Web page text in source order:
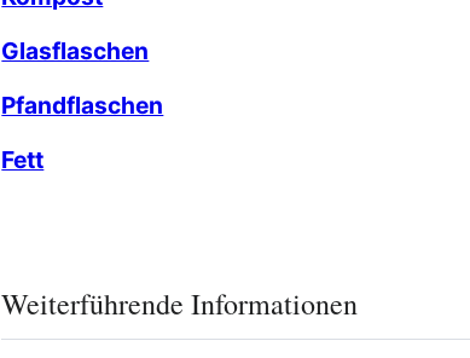
Glasflaschen
Pfandflaschen
Fett
Weiterführende Informationen